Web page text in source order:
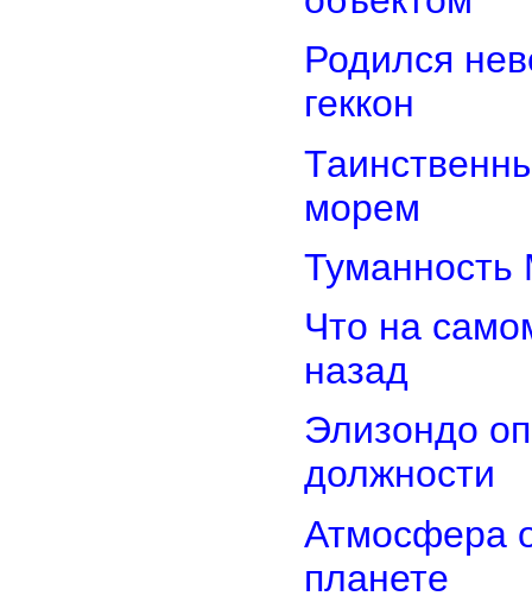
Родился
геккон
морем
Туманность
Что на
назад
Элизондо
должности
Атмосфера
планете